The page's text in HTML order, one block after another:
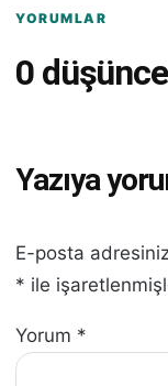
YORUMLAR
0
Yazıya
E-posta
* ile
Yorum *